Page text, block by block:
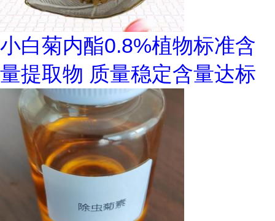
小白菊内酯0.8%植物标准含
量提取物 质量稳定含量达标